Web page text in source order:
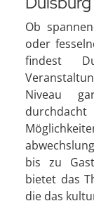
Ob
oder
findest
Niveau
bis zu
bietet das
die das